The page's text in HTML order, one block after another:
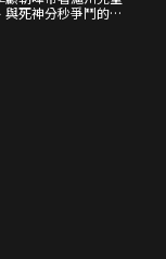
死神分秒爭鬥的手
對信念的堅決，在